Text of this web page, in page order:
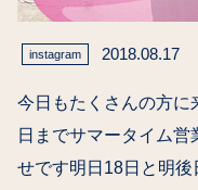
instagram 2018.08.17
今日もたくさんの方に
日までサマータイム
せです明日18日と明